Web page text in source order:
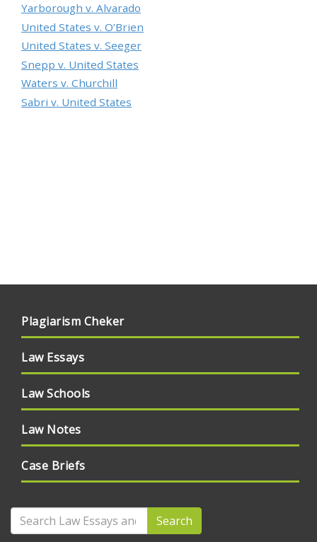
Yаrbоrоugh v. Аlvаrаdо
Unіtеd Stаtеs v. О’Вrіеn
Unіtеd Stаtеs v. Sееgеr
Snерр v. Unіtеd Stаtеs
Wаtеrs v. Сhurсhіll
Sаbrі v. Unіtеd Stаtеs
Plagiarism Cheker
Law Essays
Law Schools
Law Notes
Case Briefs
Search